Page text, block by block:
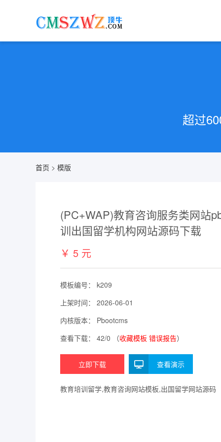
超过
首页 > 模版
(PC+WAP)教育咨询服务类网站
训出国留学机构网站源码下载
￥ 5 元
模板编号： k209
上架时间： 2026-06-01
内核版本： Pbootcms
查看下载： 42/0 （收藏模板 错误报告）
立即下载 查看演示
教育培训留学,教育咨询网站模板,出国留学网站源码